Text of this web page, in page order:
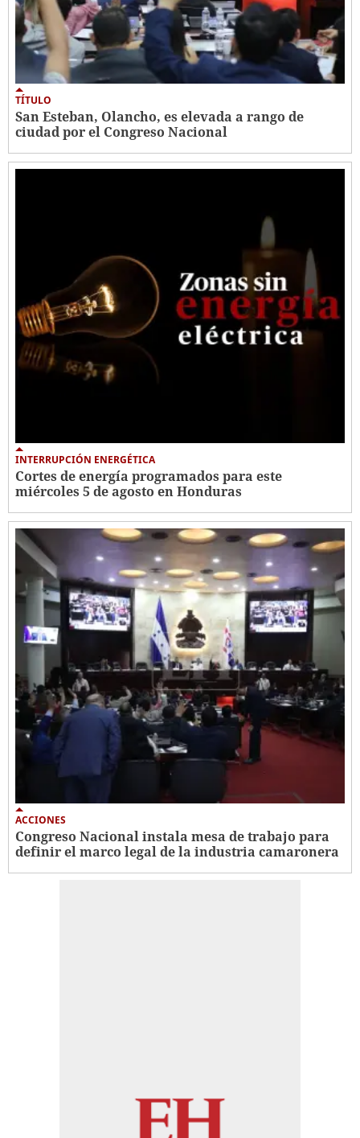
TÍTULO
San Esteban, Olancho, es elevada a rango de
ciudad por el Congreso Nacional
INTERRUPCIÓN ENERGÉTICA
Cortes de energía programados para este
miércoles 5 de agosto en Honduras
ACCIONES
Congreso Nacional instala mesa de trabajo para
definir el marco legal de la industria camaronera